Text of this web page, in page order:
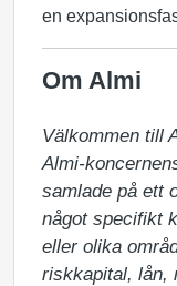
en
Om Almi
Välkommen till
Almi-
samlade på ett
något specifikt
eller olika
riskkapital, lån,